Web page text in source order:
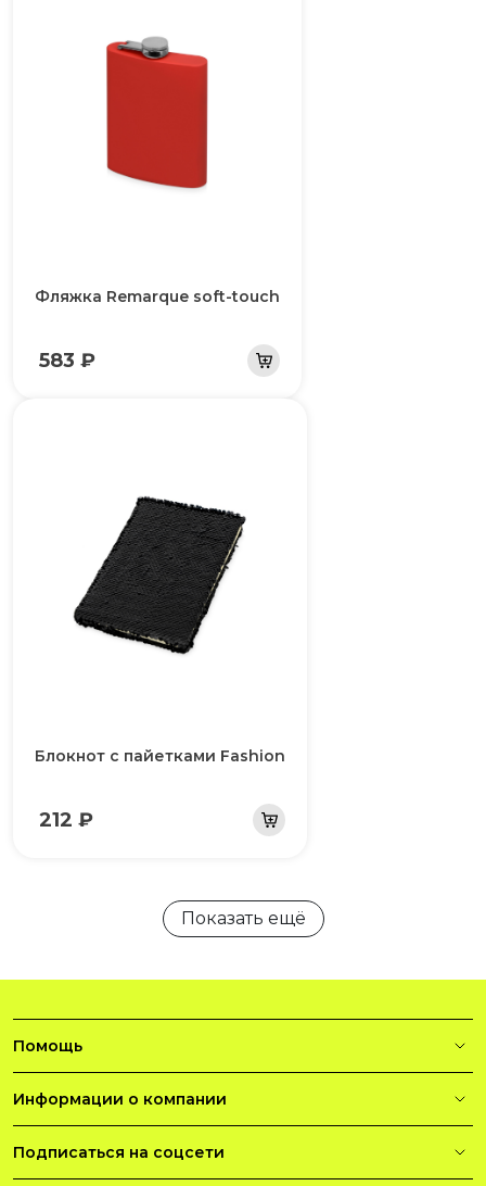
Фляжка Remarque soft-touch
583 ₽
Блокнот с пайетками Fashion
212 ₽
Показать ещё
Помощь
Информации о компании
Подписаться на соцсети